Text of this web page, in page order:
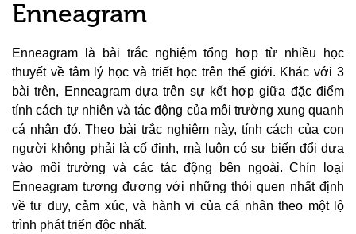
Enneagram
Enneagram là bài trắc nghiệm tổng hợp từ nhiều học
thuyết về tâm lý học và triết học trên thế giới. Khác với 3
bài trên, Enneagram dựa trên sự kết hợp giữa đặc điểm
tính cách tự nhiên và tác động của môi trường xung quanh
cá nhân đó. Theo bài trắc nghiệm này, tính cách của con
người không phải là cố định, mà luôn có sự biến đổi dựa
vào môi trường và các tác động bên ngoài. Chín loại
Enneagram tương đương với những thói quen nhất định
về tư duy, cảm xúc, và hành vi của cá nhân theo một lộ
trình phát triển độc nhất.